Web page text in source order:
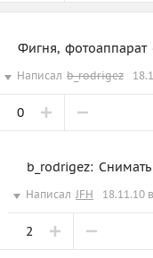
Фигня, фотоаппарат
Написал b_rodrigez
0
b_rodrigez:
Написал JFH 18.11.10
2